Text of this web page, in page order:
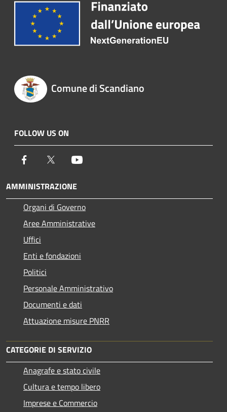
Comune di Scandiano
FOLLOW US ON
Facebook Twitter
AMMINISTRAZIONE
Organi di Governo
Aree Amministrative
Uffici
Enti e fondazioni
Politici
Personale Amministrativo
Documenti e dati
Attuazione misure PNRR
CATEGORIE DI SERVIZIO
Anagrafe e stato civile
Cultura e tempo libero
Imprese e Commercio